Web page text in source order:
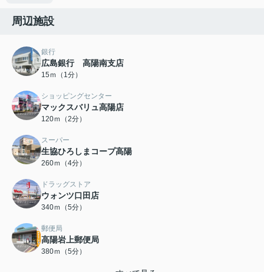
周辺施設
銀行
広島銀行 高陽南支店
15ｍ（1分）
ショッピングセンター
マックスバリュ高陽店
120ｍ（2分）
スーパー
生協ひろしまコープ高陽
260ｍ（4分）
ドラッグストア
ウォンツ口田店
340ｍ（5分）
郵便局
高陽岩上郵便局
380ｍ（5分）